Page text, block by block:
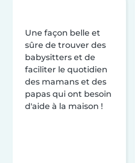
Une façon belle et
sûre de trouver des
babysitters et de
faciliter le quotidien
des mamans et des
papas qui ont besoin
d'aide à la maison !